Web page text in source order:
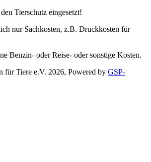
Tierschutz eingesetzt!
nur Sachkosten, z.B. Druckkosten für
Benzin- oder Reise- oder sonstige Kosten.
Tiere e.V. 2026, Powered by GSP-